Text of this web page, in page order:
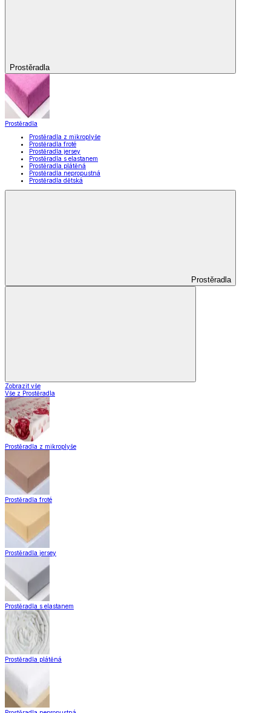
Prostěradla
Prostěradla
Prostěradla z mikroplyše
Prostěradla froté
Prostěradla jersey
Prostěradla s elastanem
Prostěradla plátěná
Prostěradla nepropustná
Prostěradla dětská
Prostěradla
Zobrazit vše
Vše z Prostěradla
Prostěradla z mikroplyše
Prostěradla froté
Prostěradla jersey
Prostěradla s elastanem
Prostěradla plátěná